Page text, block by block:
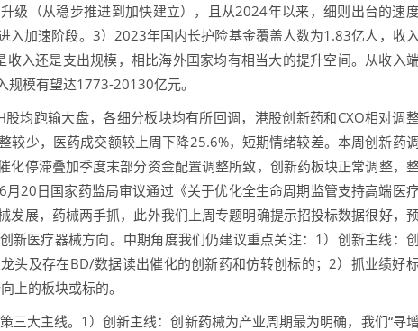
级（从稳步推进到加快建立），且从2024年以来，细则出台的速
入加速阶段。3）2023年国内长护险基金覆盖人数为1.83亿人，收
入还是支出规模，相比海外国家均有相当大的提升空间。从收入
规模有望达1773-20130亿元。
均跑输大盘，各细分板块均有所回调，港股创新药和CXO相对调
较少，医药成交额较上周下降25.6%，短期情绪较差。本周创新药
化停滞叠加季度末部分资金配置调整所致，创新药板块正常调整，
20日国家药监局审议通过《关于优化全生命周期监管支持高端医
发展，药械两手抓，此外我们上周专题明确提示招投标数据很好，
新医疗器械方向。中期角度我们仍建议重点关注：1）创新主线：
头及存在BD/数据读出催化的创新药和仿转创标的；2）抓业绩好
上的板块或标的。
三大主线。1）创新主线：创新药械为产业周期最为明确，我们“寻